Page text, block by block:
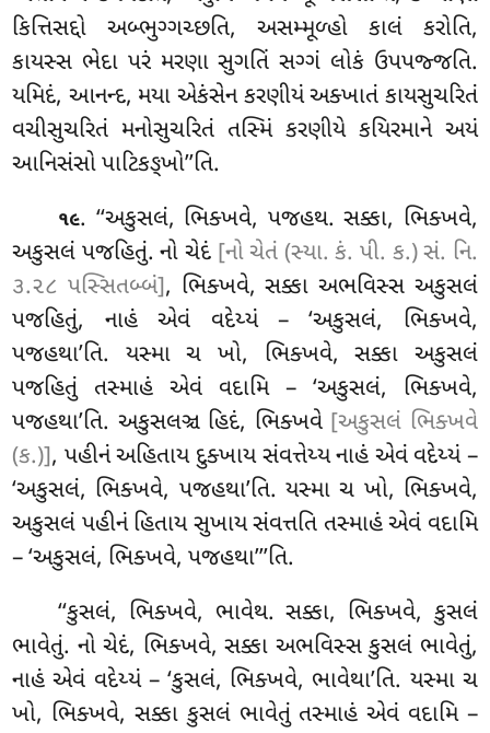
કિત્તિસદ્દો અબ્ભુગ્ગચ્છતિ, અસમ્મૂળ્હો કાલં કરોતિ,
કાયસ્સ ભેદા પરં મરણા સુગતિં સગ્ગં લોકં ઉપપજ્જતિ.
યમિદં, આનન્દ, મયા એકંસેન કરણીયં અક્ખાતં કાયસુચરિતં
વચીસુચરિતં મનોસુચરિતં તસ્મિં કરણીયે કયિરમાને અયં
આનિસંસો પાટિકઙ્ખો’’તિ.
૧૯. ‘‘અકુસલં, ભિક્ખવે, પજહથ. સક્કા, ભિક્ખવે,
અકુસલં પજહિતું. નો ચેદં [નો ચેતં (સ્યા. કં. પી. ક.) સં. નિ.
૩.૨૮ પસ્સિતબ્બં], ભિક્ખવે, સક્કા અભવિસ્સ અકુસલં
પજહિતું, નાહં એવં વદેય્યં – ‘અકુસલં, ભિક્ખવે,
પજહથા’તિ. યસ્મા ચ ખો, ભિક્ખવે, સક્કા અકુસલં
પજહિતું તસ્માહં એવં વદામિ – ‘અકુસલં, ભિક્ખવે,
પજહથા’તિ. અકુસલઞ્ચ હિદં, ભિક્ખવે [અકુસલં ભિક્ખવે
(ક.)], પહીનં અહિતાય દુક્ખાય સંવત્તેય્ય નાહં એવં વદેય્યં –
‘અકુસલં, ભિક્ખવે, પજહથા’તિ. યસ્મા ચ ખો, ભિક્ખવે,
અકુસલં પહીનં હિતાય સુખાય સંવત્તતિ તસ્માહં એવં વદામિ
– ‘અકુસલં, ભિક્ખવે, પજહથા’’’તિ.
‘‘કુસલં, ભિક્ખવે, ભાવેથ. સક્કા, ભિક્ખવે, કુસલં
ભાવેતું. નો ચેદં, ભિક્ખવે, સક્કા અભવિસ્સ કુસલં ભાવેતું,
નાહં એવં વદેય્યં – ‘કુસલં, ભિક્ખવે, ભાવેથા’તિ. યસ્મા ચ
ખો, ભિક્ખવે, સક્કા કુસલં ભાવેતું તસ્માહં એવં વદામિ –